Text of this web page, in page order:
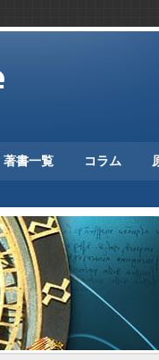
著書一覧 コラム